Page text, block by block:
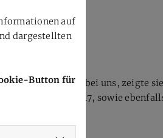
dieses Jahres bei uns, zeigte
Mädcheneinzel U17, sowie
auf
dargestellten
Button für